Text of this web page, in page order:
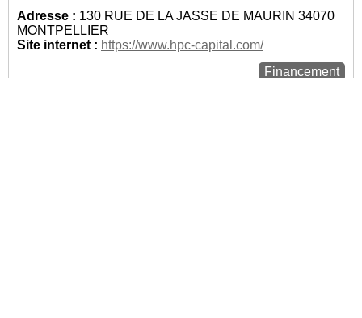
Adresse : 130 RUE DE LA JASSE DE MAURIN 34070
MONTPELLIER
Site internet : https://www.hpc-capital.com/
Financement